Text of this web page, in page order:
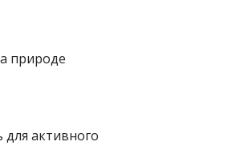
природе
активного